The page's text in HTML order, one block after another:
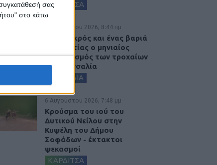
σας
στο κάτω
ΚΑΡΔΙΤΣΑ
7 Αυγούστου 2026, 8:44 πμ
Ένας νεκρός και ένας βαριά
τραυματίας ο μηνιαίος
απολογισμός των τροχαίων
στη Θεσσαλία
ΘΕΣΣΑΛΙΑ
6 Αυγούστου 2026, 7:48 μμ
Κρούσμα του ιού του
Δυτικού Νείλου στην
Κυψέλη του Δήμου
Σοφάδων - έκτακτοι
ψεκασμοί
ΚΑΡΔΙΤΣΑ